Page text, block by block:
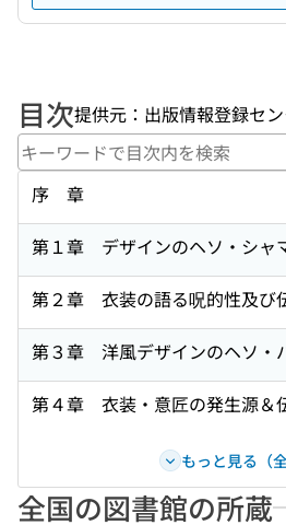
目次提供元：出版情報登録セン
序 章
第１章 デザインのヘソ・シャ
第２章 衣装の語る呪的性及び
第３章 洋風デザインのヘソ・
第４章 衣装・意匠の発生源＆
もっと見る（全
全国の図書館の所蔵